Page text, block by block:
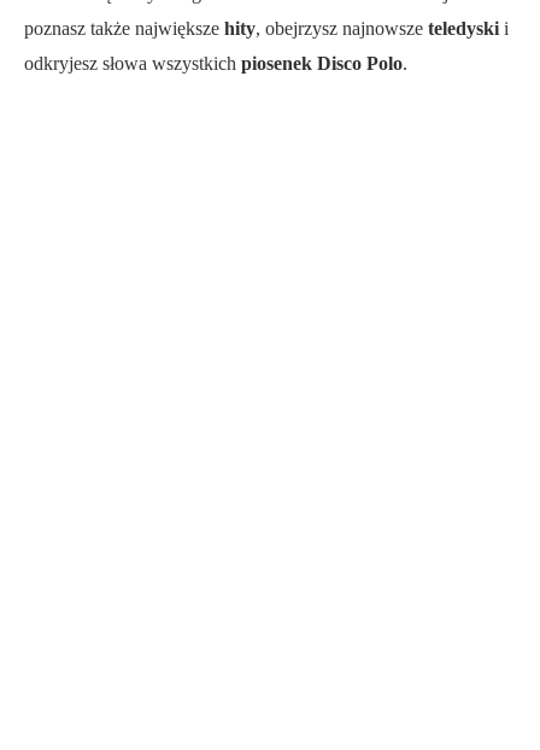
poznasz także największe hity, obejrzysz najnowsze teledyski i
odkryjesz słowa wszystkich piosenek Disco Polo.